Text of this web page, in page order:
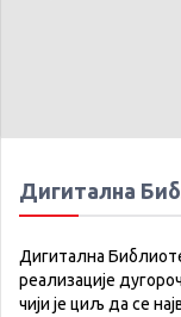
Дигитална
Дигитална
реализације
чији је циљ да се